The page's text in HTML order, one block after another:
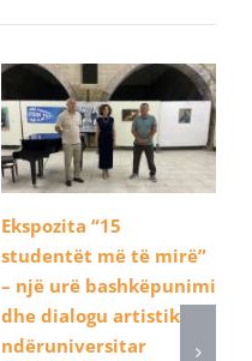
Ekspozita “15
studentët më të mirë”
– një urë bashkëpunimi
dhe dialogu artistik
ndëruniversitar